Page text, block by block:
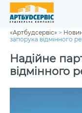
«Артбудсервіс» >
запорука відмінного
Надійне
відмінного